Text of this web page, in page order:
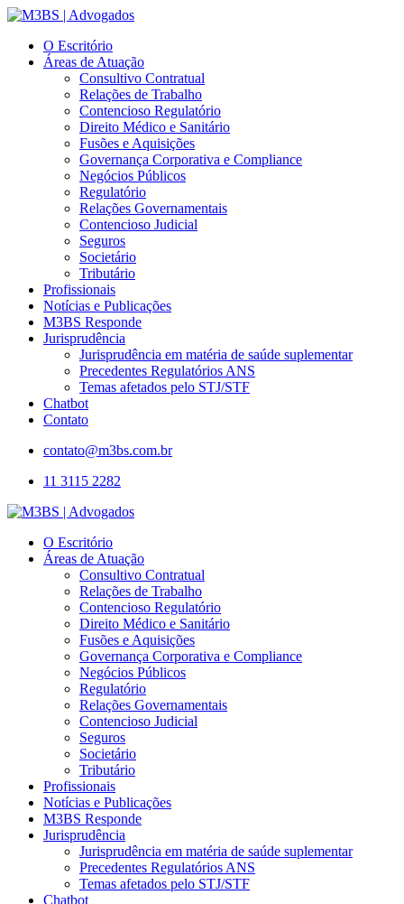
O Escritório
Áreas de Atuação
Consultivo Contratual
Relações de Trabalho
Contencioso Regulatório
Direito Médico e Sanitário
Fusões e Aquisições
Governança Corporativa e Compliance
Negócios Públicos
Regulatório
Relações Governamentais
Contencioso Judicial
Seguros
Societário
Tributário
Profissionais
Notícias e Publicações
M3BS Responde
Jurisprudência
Jurisprudência em matéria de saúde suplementar
Precedentes Regulatórios ANS
Temas afetados pelo STJ/STF
Chatbot
Contato
contato@m3bs.com.br
11 3115 2282
O Escritório
Áreas de Atuação
Consultivo Contratual
Relações de Trabalho
Contencioso Regulatório
Direito Médico e Sanitário
Fusões e Aquisições
Governança Corporativa e Compliance
Negócios Públicos
Regulatório
Relações Governamentais
Contencioso Judicial
Seguros
Societário
Tributário
Profissionais
Notícias e Publicações
M3BS Responde
Jurisprudência
Jurisprudência em matéria de saúde suplementar
Precedentes Regulatórios ANS
Temas afetados pelo STJ/STF
Chatbot